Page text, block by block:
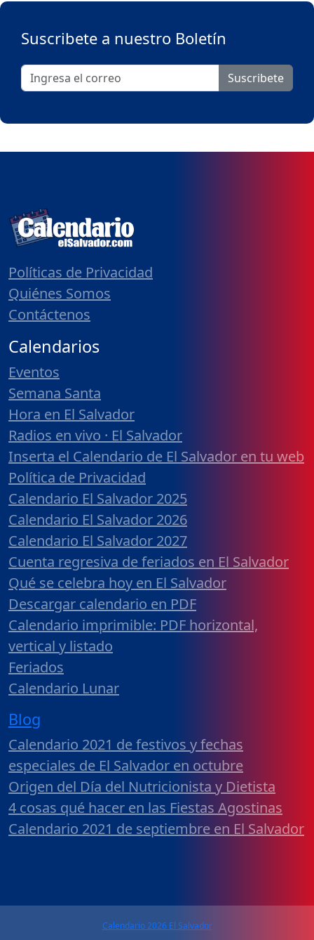
Suscribete a nuestro Boletín
Suscribete
Políticas de Privacidad
Quiénes Somos
Contáctenos
Calendarios
Eventos
Semana Santa
Hora en El Salvador
Radios en vivo · El Salvador
Inserta el Calendario de El Salvador en tu web
Política de Privacidad
Calendario El Salvador 2025
Calendario El Salvador 2026
Calendario El Salvador 2027
Cuenta regresiva de feriados en El Salvador
Qué se celebra hoy en El Salvador
Descargar calendario en PDF
Calendario imprimible: PDF horizontal,
vertical y listado
Feriados
Calendario Lunar
Blog
Calendario 2021 de festivos y fechas
especiales de El Salvador en octubre
Origen del Día del Nutricionista y Dietista
4 cosas qué hacer en las Fiestas Agostinas
Calendario 2021 de septiembre en El Salvador
Calendario 2026 El Salvador